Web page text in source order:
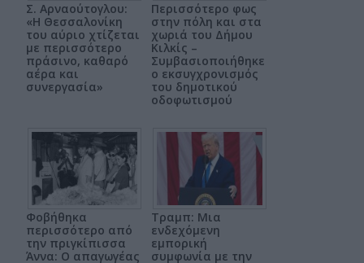
Σ. Αρναούτογλου:
«Η Θεσσαλονίκη
του αύριο χτίζεται
με περισσότερο
πράσινο, καθαρό
αέρα και
συνεργασία»
Περισσότερο φως
στην πόλη και στα
χωριά του Δήμου
Κιλκίς –
Συμβασιοποιήθηκε
ο εκσυγχρονισμός
του δημοτικού
οδοφωτισμού
Φοβήθηκα
περισσότερο από
την πριγκίπισσα
Άννα: Ο απαγωγέας
Τραμπ: Μια
ενδεχόμενη
εμπορική
συμφωνία με την